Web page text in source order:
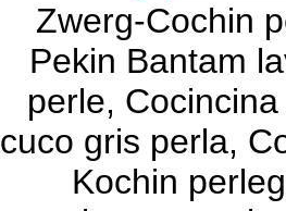
Zwerg-Cochin
Pekin Bantam
perle,
cuco gris perla,
Kochin